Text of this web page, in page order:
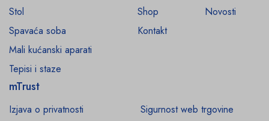
Stol
Spavaća soba
Mali kućanski aparati
Tepisi i staze
Shop
Novosti
Kontakt
mTrust
Izjava o privatnosti Sigurnost web trgovine